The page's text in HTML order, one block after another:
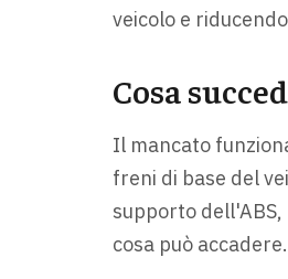
veicolo e
Cosa
Il mancato
freni di base del
supporto
cosa può accadere.